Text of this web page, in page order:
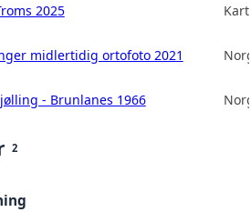
2025
midlertidig ortofoto 2021
- Brunlanes 1966
2